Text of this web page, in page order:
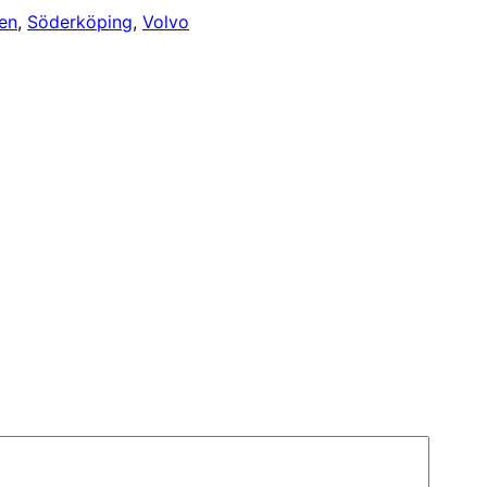
, Söderköping, Volvo